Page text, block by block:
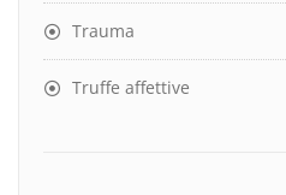
Trauma
Truffe affettive